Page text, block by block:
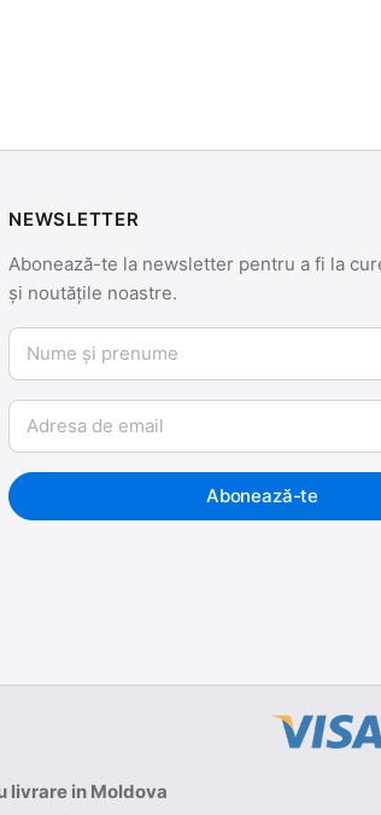
NEWSLETTER
Abonează-te la newsletter pentru a fi la
și noutățile noastre.
Nume și prenume
Email
Abonează-te
livrare in Moldova